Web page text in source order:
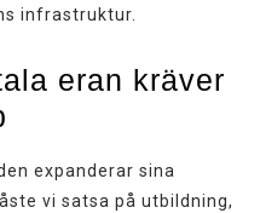
infrastruktur.
eran kräver
expanderar sina
vi satsa på utbildning,